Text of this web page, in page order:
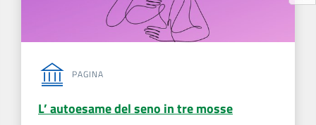
PAGINA
L’ autoesame del seno in tre mosse